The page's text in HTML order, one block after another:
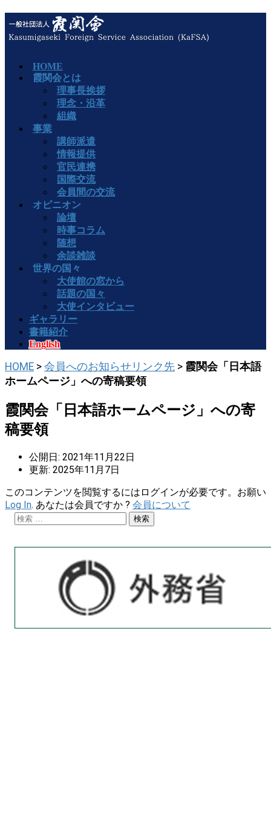
HOME
霞関会とは
理事長挨拶
理念・沿革
組織
事業
講師派遣
情報提供
官民連携
国際交流
会員間の交流
オピニオン
論壇
時事コラム
随想
余談雑談
世界の国々
大使館の窓から
話題の国々
大使インタビュー
ギャラリー
書籍紹介
English
HOME > 会員へのお知らせリンク先 > 霞関会「日本語
ホームページ」への寄稿要領
霞関会「日本語ホームページ」への寄
稿要領
公開日: 2021年11月22日
更新: 2025年11月7日
このコンテンツを閲覧するにはログインが必要です。お願い
Log In. あなたは会員ですか ? 会員について
検